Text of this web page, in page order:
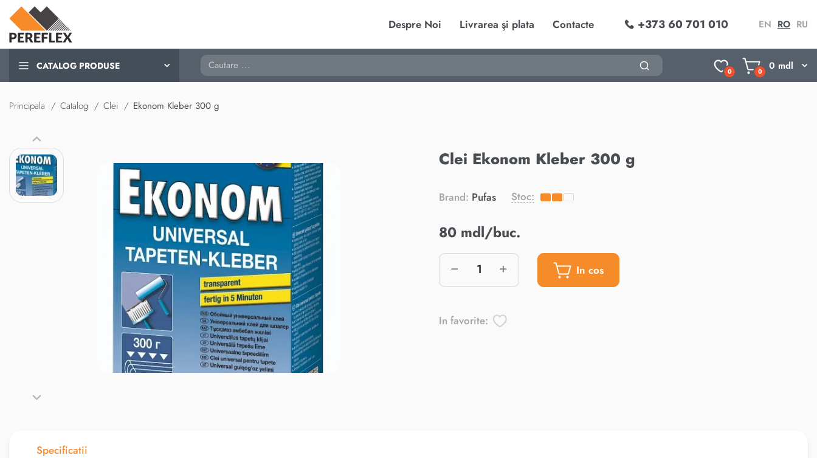
Despre Noi Livrarea şi plata Contacte +373 60 701 010 EN RO RU
CATALOG PRODUSE Cautare
0 0 0 mdl
Principala Catalog Clei Ekonom Kleber 300 g
Clei Ekonom Kleber 300 g
Brand: Pufas Stoc:
80 mdl/buc.
In cos
In favorite:
Specificatii